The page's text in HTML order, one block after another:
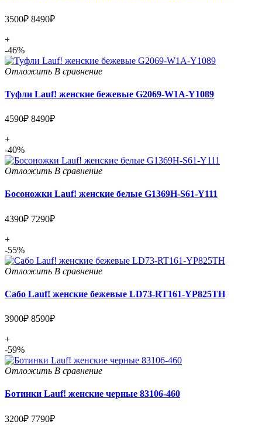
3500₽ 8490₽
+
-46%
Отложить В сравнение
Туфли Lauf! женские бежевые G2069-W1A-Y1089
4590₽ 8490₽
+
-40%
Отложить В сравнение
Босоножки Lauf! женские белые G1369H-S61-Y111
4390₽ 7290₽
+
-55%
Отложить В сравнение
Сабо Lauf! женские бежевые LD73-RT161-YP825TH
3900₽ 8590₽
+
-59%
Отложить В сравнение
Ботинки Lauf! женские черные 83106-460
3200₽ 7790₽